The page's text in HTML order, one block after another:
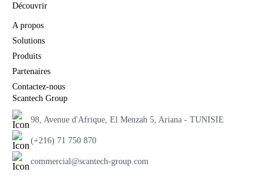
Découvrir
A propos
Solutions
Produits
Partenaires
Contactez-nous
Scantech Group
98, Avenue d'Afrique, El Menzah 5, Ariana - TUNISIE
(+216) 71 750 870
commercial@scantech-group.com